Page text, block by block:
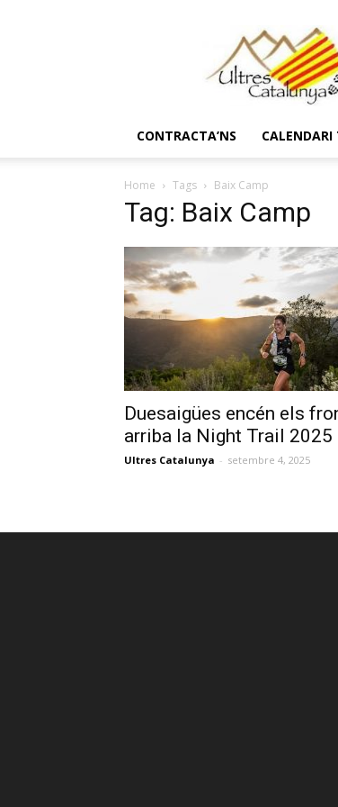
CONTRACTA’NS
Home Tags Baix Camp
Tag: Baix Camp
Duesaigües encén els
arriba la Night Trail 2025
Ultres Catalunya - setembre 4, 2025